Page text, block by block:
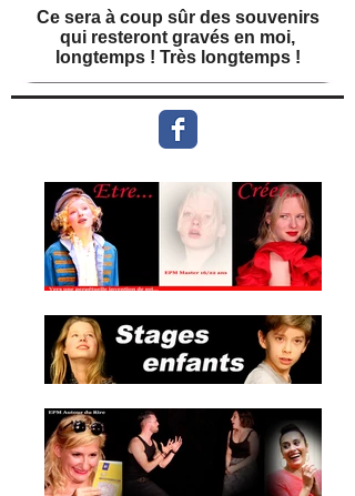
Ce sera à coup sûr des souvenirs
qui resteront gravés en moi,
longtemps ! Très longtemps !